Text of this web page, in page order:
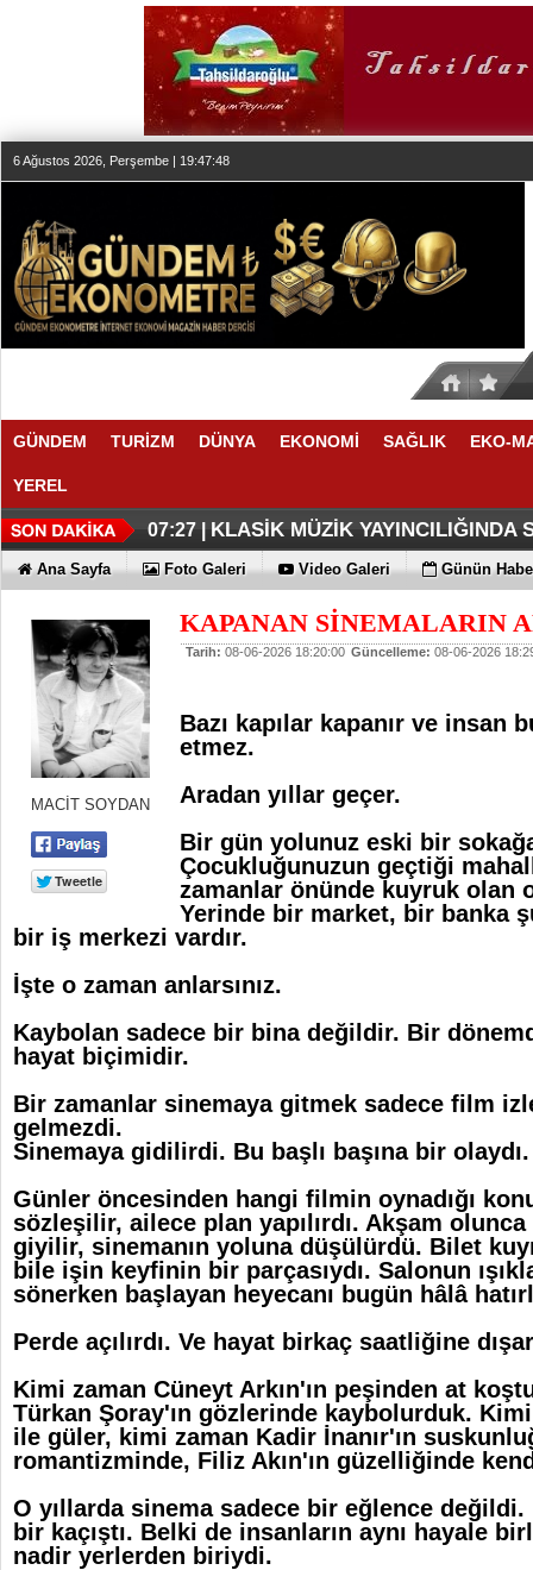
6 Ağustos 2026, Perşembe | 19:47:48
GÜNDEM TURİZM DÜNYA EKONOMİ SAĞLIK EKO-
YEREL
20:24 |SESİN HAFIZASI ANKARA'DA
20:19 |FAIRMONT QUASAR
07:27 | KLASİK MÜZİK YAYINCILIĞINDA
07:17 |DÜZENLEMEYİ
07:12 |ERKEN TEŞHİS FITIKTA DA
06:33 |KAYIP RAKAMLARI BİLE
06:28 |EN İYİLER DEĞİL EN UYGUNLAR
06:23 |KOÇ GİBİ YATIRIM YAPTILAR
06:17 |DÖRT ŞİRKET DAHA!!!
06:13 |FUJİTSU'DAN YENİ RENK
Ana Sayfa Foto Galeri Video Galeri Günün
MACİT SOYDAN
KAPANAN SİNEMALARIN
Tarih: 08-06-2026 18:20:00 Güncelleme: 08-06-2026
Bazı kapılar kapanır ve insan
etmez.
Aradan yıllar geçer.
Bir gün yolunuz eski bir
Çocukluğunuzun geçtiği
zamanlar önünde kuyruk olan
Yerinde bir market, bir banka
bir iş merkezi vardır.
İşte o zaman anlarsınız.
Kaybolan sadece bir bina değildir. Bir
hayat biçimidir.
Bir zamanlar sinemaya gitmek sadece film
gelmezdi.
Sinemaya gidilirdi. Bu başlı başına bir olaydı.
Günler öncesinden hangi filmin oynadığı
sözleşilir, ailece plan yapılırdı. Akşam
giyilir, sinemanın yoluna düşülürdü. Bilet
bile işin keyfinin bir parçasıydı. Salonun
sönerken başlayan heyecanı bugün hâlâ
Perde açılırdı. Ve hayat birkaç saatliğine
Kimi zaman Cüneyt Arkın'ın peşinden at
Türkan Şoray'ın gözlerinde kaybolurduk.
ile güler, kimi zaman Kadir İnanır'ın
romantizminde, Filiz Akın'ın güzelliğinde
O yıllarda sinema sadece bir eğlence değildi.
bir kaçıştı. Belki de insanların aynı hayale
nadir yerlerden biriydi.